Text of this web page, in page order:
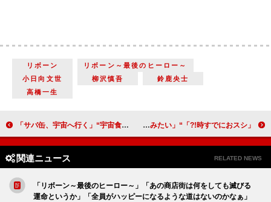
リボーン
リボーン～最後のヒーロー～
小日向文世
柳沢慎吾
鈴鹿央士
高橋一生
「サバ缶、宇宙へ行く」“宇宙食サバ缶”認証への希望をつかむ 「4期生も頑張った」「卒業で研究が断ち切られるのはかわいそう」 「時すでにおスシ!?」“西川太陽”丸山隆平の登場シーンに反響 「松ケンとの会話が熱くて感動」「ほかの作品も見てみたい」
関連ニュース RELATED NEWS
「リボーン～最後のヒーロー～」「あの商店街は何をしても滅びる
運命というか」「全員がハッピーになるような道はないのかなぁ」